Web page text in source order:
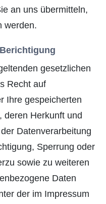
an uns übermitteln,
werden.
gesetzlichen
Recht auf
Ihre gespeicherten
deren Herkunft und
Datenverarbeitung
Sperrung oder
sowie zu weiteren
Daten
der im Impressum